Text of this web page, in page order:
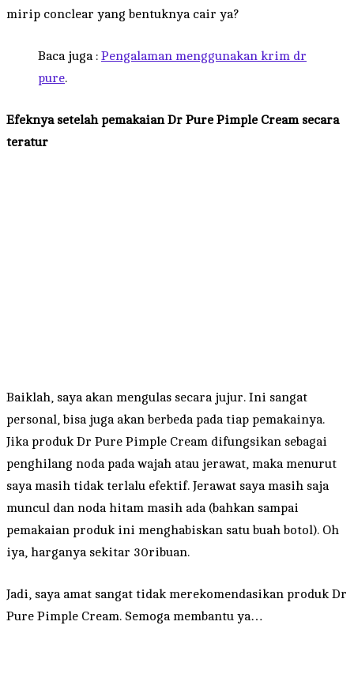
mirip conclear yang bentuknya cair ya?
Baca juga : Pengalaman menggunakan krim dr
pure.
Efeknya setelah pemakaian Dr Pure Pimple Cream secara
teratur
Baiklah, saya akan mengulas secara jujur. Ini sangat
personal, bisa juga akan berbeda pada tiap pemakainya.
Jika produk Dr Pure Pimple Cream difungsikan sebagai
penghilang noda pada wajah atau jerawat, maka menurut
saya masih tidak terlalu efektif. Jerawat saya masih saja
muncul dan noda hitam masih ada (bahkan sampai
pemakaian produk ini menghabiskan satu buah botol). Oh
iya, harganya sekitar 30ribuan.
Jadi, saya amat sangat tidak merekomendasikan produk Dr
Pure Pimple Cream. Semoga membantu ya…